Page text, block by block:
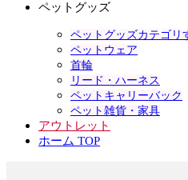
ペットグッズ
ペットグッズカテゴリ
ペットウェア
首輪
リード・ハーネス
ペットキャリーバック
ペット雑貨・家具
アウトレット
ホーム TOP